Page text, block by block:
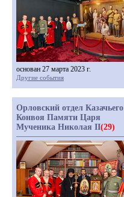
основан 27 марта 2023 г.
Другие события
Орловский отдел Казачьего
Конвоя Памяти Царя
Мученика Николая II(29)